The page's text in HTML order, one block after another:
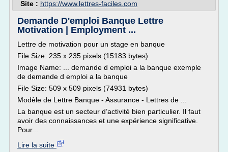
Site : https://www.lettres-faciles.com
Demande D'emploi Banque Lettre
Motivation | Employment ...
Lettre de motivation pour un stage en banque
File Size: 235 x 235 pixels (15183 bytes)
Image Name: ... demande d emploi a la banque exemple
de demande d emploi a la banque
File Size: 509 x 509 pixels (74931 bytes)
Modèle de Lettre Banque - Assurance - Lettres de ...
La banque est un secteur d’activité bien particulier. Il faut
avoir des connaissances et une expérience significative.
Pour...
Lire la suite